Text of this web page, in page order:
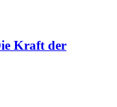
Kraft der